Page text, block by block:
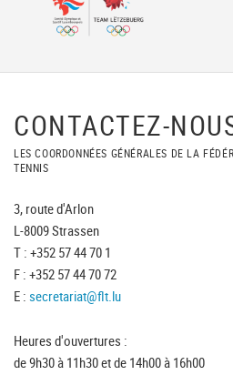
CONTACTEZ-
LES COORDONNÉES GÉNÉRALES DE LA
TENNIS
3, route d'Arlon
L-8009 Strassen
T : +352 57 44 70 1
F : +352 57 44 70 72
E : secretariat@flt.lu
Heures d'ouvertures :
de 9h30 à 11h30 et de 14h00 à 16h00